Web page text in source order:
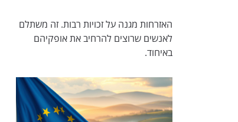
האזרחות מגנה על זכויות רבות. זה משתלם
לאנשים שרוצים להרחיב את אופקיהם
באיחוד.